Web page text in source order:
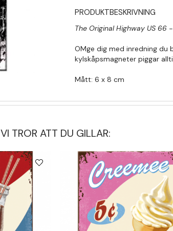
PRODUKTBESKRIVNING
The Original Highway US 66
OMge dig med inredning
kylskåpsmagneter piggar
Mått: 6 x 8 cm
VI TROR ATT DU GILLAR: